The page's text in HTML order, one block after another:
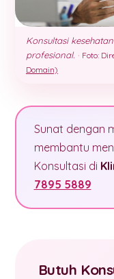
Konsultasi
profesional. · Foto:
Domain)
Sunat dengan
membantu
Konsultasi di
7895 5889
Butuh